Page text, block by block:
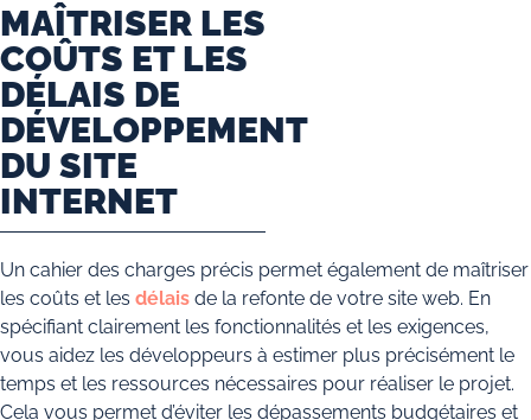
MAÎTRISER LES
COÛTS ET LES
DÉLAIS DE
DÉVELOPPEMENT
DU SITE
INTERNET
Un cahier des charges précis permet également de maîtriser
les coûts et les délais de la refonte de votre site web. En
spécifiant clairement les fonctionnalités et les exigences,
vous aidez les développeurs à estimer plus précisément le
temps et les ressources nécessaires pour réaliser le projet.
Cela vous permet d’éviter les dépassements budgétaires et